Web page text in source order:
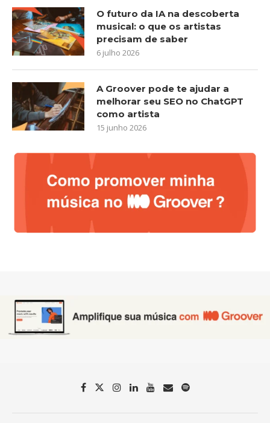
O futuro da IA na descoberta
musical: o que os artistas
precisam de saber
6 julho 2026
A Groover pode te ajudar a
melhorar seu SEO no ChatGPT
como artista
15 junho 2026